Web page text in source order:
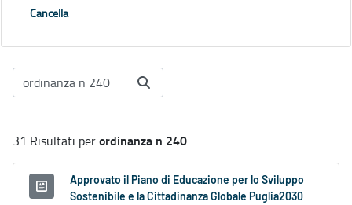
Cancella
31 Risultati perordinanza n 240
Approvato il Piano di Educazione per lo Sviluppo
Sostenibile e la Cittadinanza Globale Puglia2030